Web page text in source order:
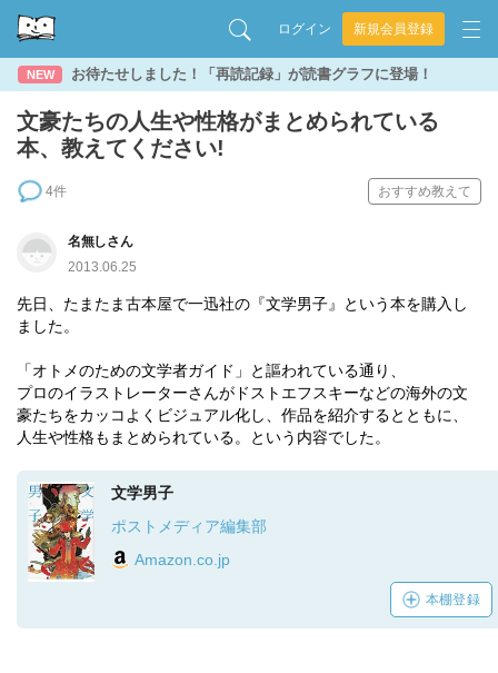
ログイン 新規会員登録
NEW お待たせしました！「再読記録」が読書グラフに登場！
文豪たちの人生や性格がまとめられている
本、教えてください!
4件 おすすめ教えて
名無しさん
2013.06.25
先日、たまたま古本屋で一迅社の『文学男子』という本を購入し
ました。
「オトメのための文学者ガイド」と謳われている通り、
プロのイラストレーターさんがドストエフスキーなどの海外の文
豪たちをカッコよくビジュアル化し、作品を紹介するとともに、
人生や性格もまとめられている。という内容でした。
文学男子
ポストメディア編集部
Amazon.co.jp
本棚登録